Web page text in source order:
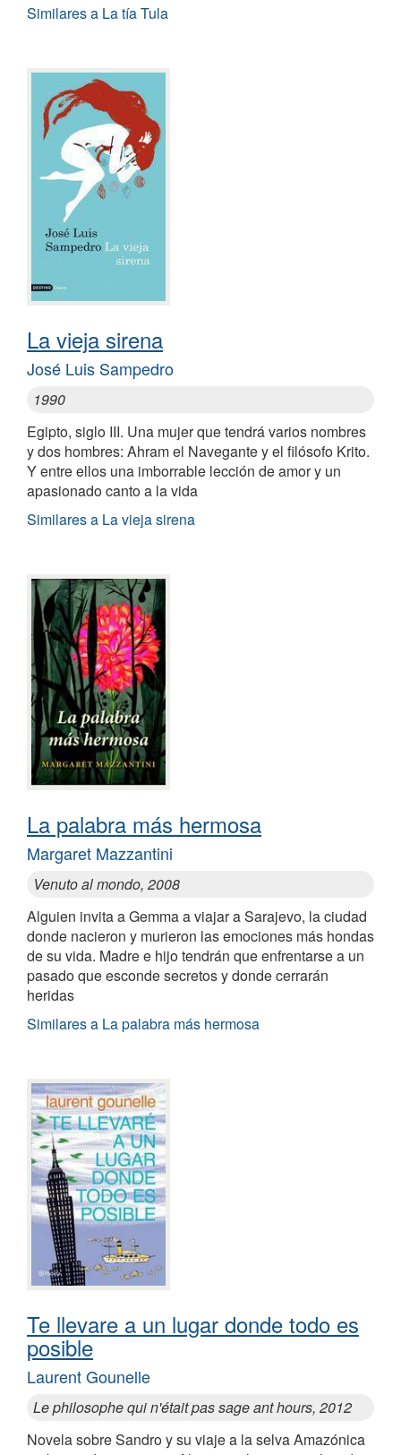
Similares a La tía Tula
La vieja sirena
José Luis Sampedro
1990
Egipto, siglo III. Una mujer que tendrá varios nombres
y dos hombres: Ahram el Navegante y el filósofo Krito.
Y entre ellos una imborrable lección de amor y un
apasionado canto a la vida
Similares a La vieja sirena
La palabra más hermosa
Margaret Mazzantini
Venuto al mondo, 2008
Alguien invita a Gemma a viajar a Sarajevo, la ciudad
donde nacieron y murieron las emociones más hondas
de su vida. Madre e hijo tendrán que enfrentarse a un
pasado que esconde secretos y donde cerrarán
heridas
Similares a La palabra más hermosa
Te llevare a un lugar donde todo es
posible
Laurent Gounelle
Le philosophe qui n'était pas sage ant hours, 2012
Novela sobre Sandro y su viaje a la selva Amazónica